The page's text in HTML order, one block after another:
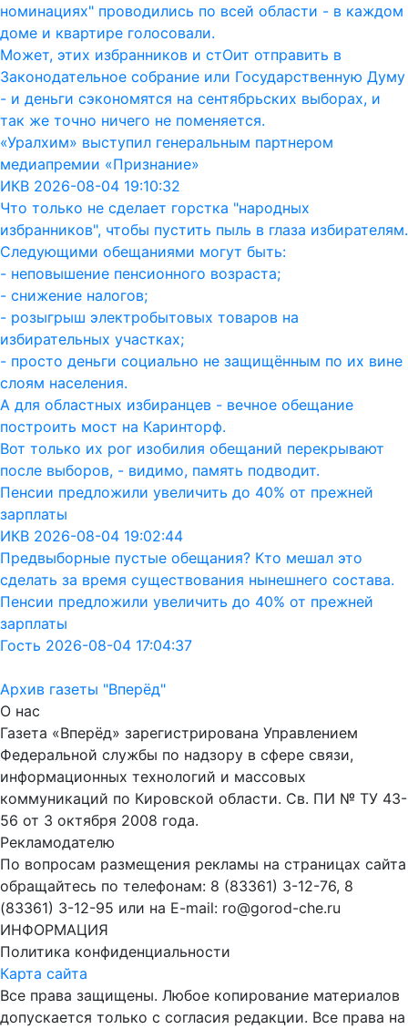
номинациях" проводились по всей области - в каждом
доме и квартире голосовали.
Может, этих избранников и стОит отправить в
Законодательное собрание или Государственную Думу
- и деньги сэкономятся на сентябрьских выборах, и
так же точно ничего не поменяется.
«Уралхим» выступил генеральным партнером
медиапремии «Признание»
ИКВ 2026-08-04 19:10:32
Что только не сделает горстка "народных
избранников", чтобы пустить пыль в глаза избирателям.
Следующими обещаниями могут быть:
- неповышение пенсионного возраста;
- снижение налогов;
- розыгрыш электробытовых товаров на
избирательных участках;
- просто деньги социально не защищённым по их вине
слоям населения.
А для областных избиранцев - вечное обещание
построить мост на Каринторф.
Вот только их рог изобилия обещаний перекрывают
после выборов, - видимо, память подводит.
Пенсии предложили увеличить до 40% от прежней
зарплаты
ИКВ 2026-08-04 19:02:44
Предвыборные пустые обещания? Кто мешал это
сделать за время существования нынешнего состава.
Пенсии предложили увеличить до 40% от прежней
зарплаты
Гость 2026-08-04 17:04:37
Архив газеты "Вперёд"
О нас
Газета «Вперёд» зарегистрирована Управлением
Федеральной службы по надзору в сфере связи,
информационных технологий и массовых
коммуникаций по Кировской области. Св. ПИ № ТУ 43-
56 от 3 октября 2008 года.
Рекламодателю
По вопросам размещения рекламы на страницах сайта
обращайтесь по телефонам: 8 (83361) 3-12-76, 8
(83361) 3-12-95 или на E-mail: ro@gorod-che.ru
ИНФОРМАЦИЯ
Политика конфиденциальности
Карта сайта
Все права защищены. Любое копирование материалов
допускается только с согласия редакции. Все права на